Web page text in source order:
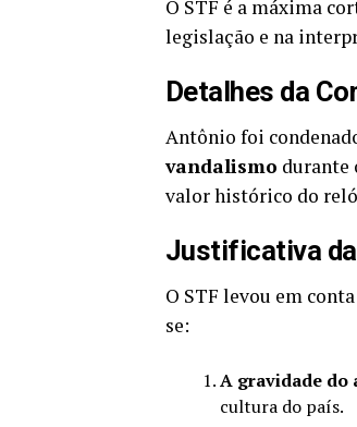
O STF é a máxima
legislação e na
Detalhes da
Antônio foi
vandalismo durante
valor histórico do
Justificativa
O STF levou em
se:
A gravidade do
cultura do país.